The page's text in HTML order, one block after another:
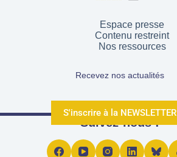
Espace presse
Contenu restreint
Nos ressources
Recevez nos actualités
S'inscrire à la NEWSLETTER
Suivez-nous !